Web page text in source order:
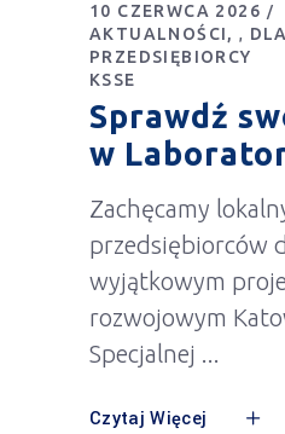
10 CZERWCA 2026
AKTUALNOŚCI
,
DLA
PRZEDSIĘBIORCY
KSSE
Sprawdź
w
Zachęcamy
przedsiębiorców
wyjątkowym
rozwojowym
Specjalnej
Czytaj Więcej